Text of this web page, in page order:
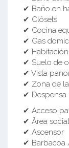
✔ Baño en
✔ Clósets
✔ Cocina
✔ Gas
✔
✔ Suelo de
✔ Vista
✔ Zona de
✔ Despensa
✔ Acceso
✔ Ãrea social
✔ Ascensor
✔ Barbacoa